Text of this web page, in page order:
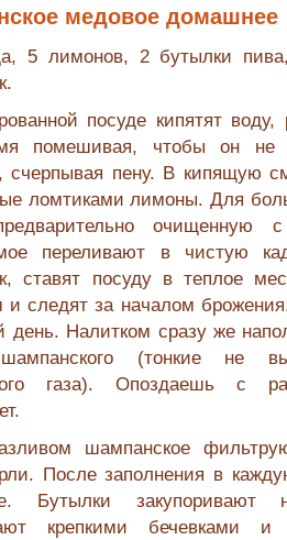
медовое домашнее
5 лимонов, 2 бутылки
посуде кипятят
помешивая, чтобы он не
счерпывая пену. В кипящую
ломтиками лимоны. Для
очищенную
переливают в чистую
ставят посуду в теплое
и следят за началом
день. Налитком сразу же
(тонкие не
газа). Опоздаешь с
шампанское
После заполнения в
Бутылки закупоривают
крепкими бечевками и